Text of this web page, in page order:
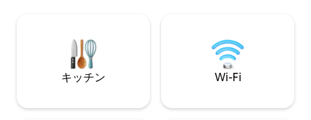
ィ・設備をご利用いただけます。
グルームを備えた
大な海の景色が見
キッチン Wi-Fi